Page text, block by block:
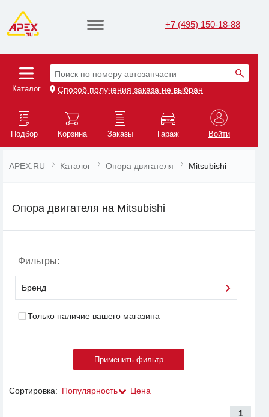
+7 (495) 150-18-88
Каталог
Поиск по номеру автозапчасти
Способ получения заказа не выбран
Подбор Корзина Заказы Гараж Войти
APEX.RU Каталог Опора двигателя Mitsubishi
Опора двигателя на Mitsubishi
Фильтры:
Бренд
Только наличие вашего магазина
Сортировка: Популярность Цена
1